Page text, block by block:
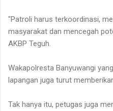
"Patroli harus terkoordinasi,
masyarakat dan mencegah
AKBP Teguh.
Wakapolresta Banyuwangi
lapangan juga turut
Tak hanya itu, petugas juga